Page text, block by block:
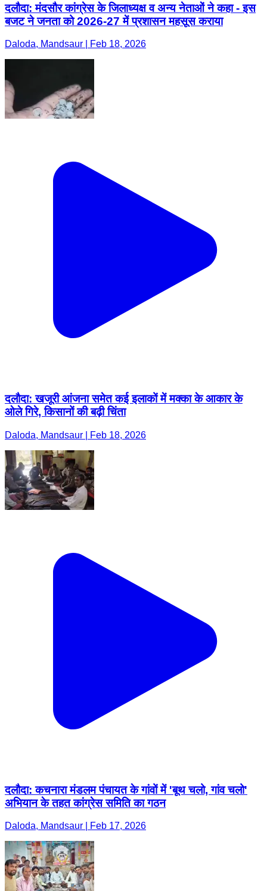
दलौदा: मंदसौर कांग्रेस के जिलाध्यक्ष व अन्य नेताओं ने कहा - इस
बजट ने जनता को 2026-27 में प्रशासन महसूस कराया
Daloda, Mandsaur | Feb 18, 2026
दलौदा: खजूरी आंजना समेत कई इलाकों में मक्का के आकार के
ओले गिरे, किसानों की बढ़ी चिंता
Daloda, Mandsaur | Feb 18, 2026
दलौदा: कचनारा मंडलम पंचायत के गांवों में 'बूथ चलो, गांव चलो'
अभियान के तहत कांग्रेस समिति का गठन
Daloda, Mandsaur | Feb 17, 2026